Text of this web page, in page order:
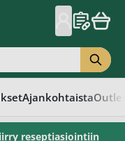
Ajankohtaista
reseptiasiointiin